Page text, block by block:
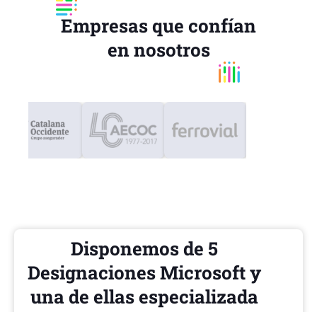
Empresas que confían
en nosotros
Disponemos de 5
Designaciones Microsoft y
una de ellas especializada